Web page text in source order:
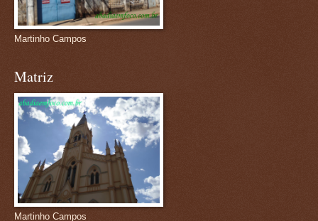
Martinho Campos
Matriz
Martinho Campos